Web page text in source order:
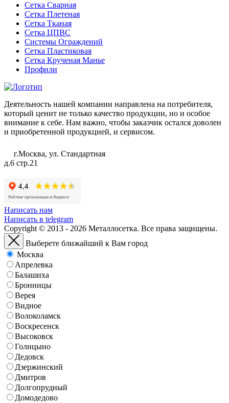
Сетка Сварная
Сетка Плетеная
Сетка Тканая
Сетка ЦПВС
Системы Ограждений
Сетка Пластиковая
Сетка Крученая Манье
Профили
Деятельность нашей компании направлена на потребителя,
который ценит не только качество продукции, но и особое
внимание к себе. Нам важно, чтобы заказчик остался доволен
и приобретенной продукцией, и сервисом.
г.Москва, ул. Стандартная
д.6 стр.21
Написать нам
Написать в telegram
Copyright © 2013 - 2026 Металлосетка. Все права защищены.
Выберете ближайший к Вам город
Москва
Апрелевка
Балашиха
Бронницы
Верея
Видное
Волоколамск
Воскресенск
Высоковск
Голицыно
Дедовск
Дзержинский
Дмитров
Долгопрудный
Домодедово